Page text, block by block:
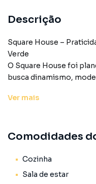
Descrição
Square House –
Verde
O Square House foi
busca dinamismo,
nobres, valorizados e
comuns, tornando-se a
liquidez.
Ver mais
Comodidades
Cozinha
Sala de estar